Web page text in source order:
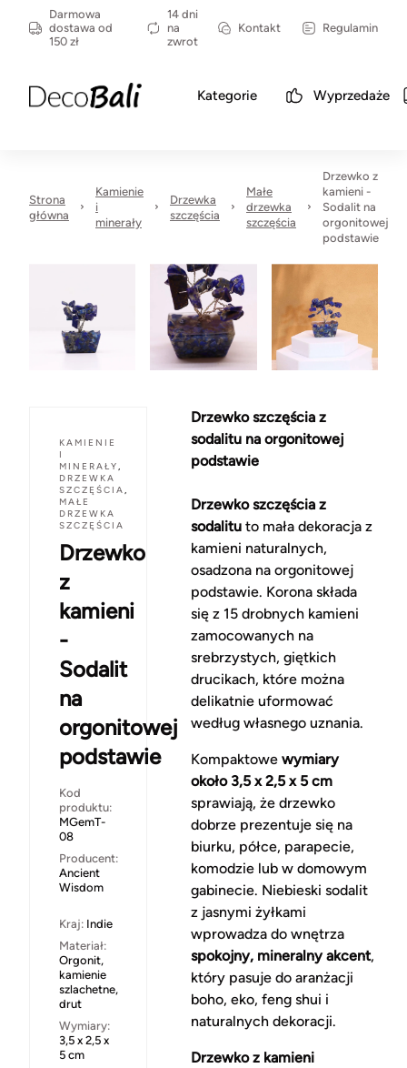
Darmowa
dostawa od
150 zł
14 dni
na
zwrot
Kontakt Regulamin
Kategorie Wyprzedaże
Strona
główna
Kamienie
i
minerały
Drzewka
szczęścia
Małe
drzewka
szczęścia
Drzewko z
kamieni -
Sodalit na
orgonitowej
podstawie
KAMIENIE
I
MINERAŁY,
DRZEWKA
SZCZĘŚCIA,
MAŁE
DRZEWKA
SZCZĘŚCIA
Drzewko
z
kamieni
-
Sodalit
na
orgonitowej
podstawie
Kod
produktu:
MGemT-
08
Producent:
Ancient
Wisdom
Kraj: Indie
Materiał:
Orgonit,
kamienie
szlachetne,
drut
Wymiary:
3,5 x 2,5 x
5 cm
Drzewko szczęścia z
sodalitu na orgonitowej
podstawie
Drzewko szczęścia z
sodalituto mała dekoracja z
kamieni naturalnych,
osadzona na orgonitowej
podstawie. Korona składa
się z 15 drobnych kamieni
zamocowanych na
srebrzystych, giętkich
drucikach, które można
delikatnie uformować
według własnego uznania.
Kompaktowe wymiary
około 3,5 x 2,5 x 5 cm
sprawiają, że drzewko
dobrze prezentuje się na
biurku, półce, parapecie,
komodzie lub w domowym
gabinecie. Niebieski sodalit
z jasnymi żyłkami
wprowadza do wnętrza
spokojny, mineralny akcent,
który pasuje do aranżacji
boho, eko, feng shui i
naturalnych dekoracji.
Drzewko z kamieni